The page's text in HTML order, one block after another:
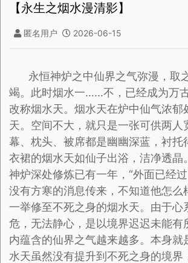
【永生之烟水漫清影】
匿名用户 2026-06-15
永恒神炉之中仙界之气弥漫，取
竭。此时烟水一……不，已经成为万
改称烟水天。烟水天在炉中仙气浓郁
天。空间不大，就只是一张可供两人
幕、枕头、被席都是幽幽深蓝，衬托
衣裙的烟水天如仙子出浴，洁净透晶
神炉深处修炼已有一年，“外面已经
没有方寒的消息传来，不知道他怎么
一举修至不死之身的烟水天。由于心
危，无法静心，是以境界迟迟未能有
内蕴含的仙界之气越来越多。本身就
水天虽然没有提升到不死之身的境界